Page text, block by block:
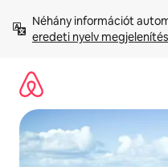
tartalomra
Néhány információt
eredeti nyelv